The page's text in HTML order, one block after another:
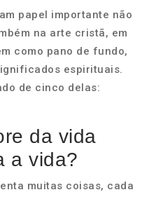
papel importante não
na arte cristã, em
como pano de fundo,
espirituais.
de cinco delas:
da vida
a vida?
muitas coisas, cada